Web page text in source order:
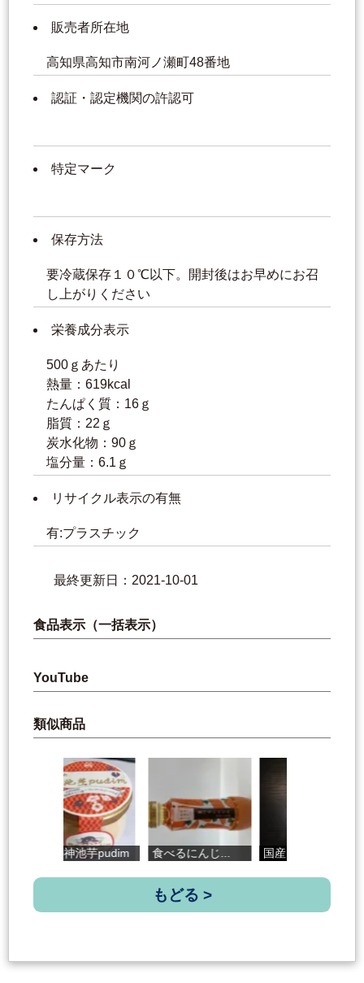
販売者所在地
高知県高知市南河ノ瀬町48番地
認証・認定機関の許認可
特定マーク
保存方法
要冷蔵保存１０℃以下。開封後はお早めにお召
し上がりください
栄養成分表示
500ｇあたり
熱量：619kcal
たんぱく質：16ｇ
脂質：22ｇ
炭水化物：90ｇ
塩分量：6.1ｇ
リサイクル表示の有無
有:プラスチック
最終更新日：2021-10-01
食品表示（一括表示）
YouTube
類似商品
幻の神池芋pudim 食べるにんじ... 国産 十割し...
もどる >